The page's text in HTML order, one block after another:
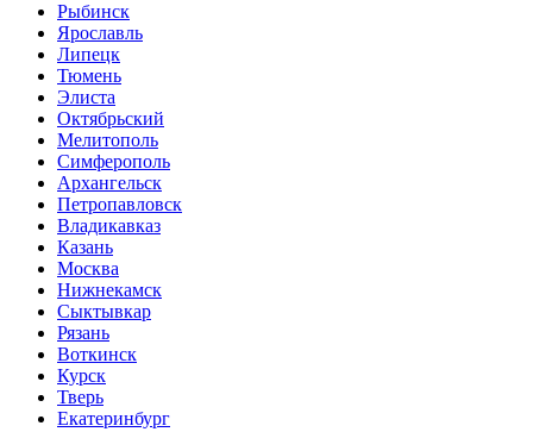
Рыбинск
Ярославль
Липецк
Тюмень
Элиста
Октябрьский
Мелитополь
Симферополь
Архангельск
Петропавловск
Владикавказ
Казань
Москва
Нижнекамск
Сыктывкар
Рязань
Воткинск
Курск
Тверь
Екатеринбург